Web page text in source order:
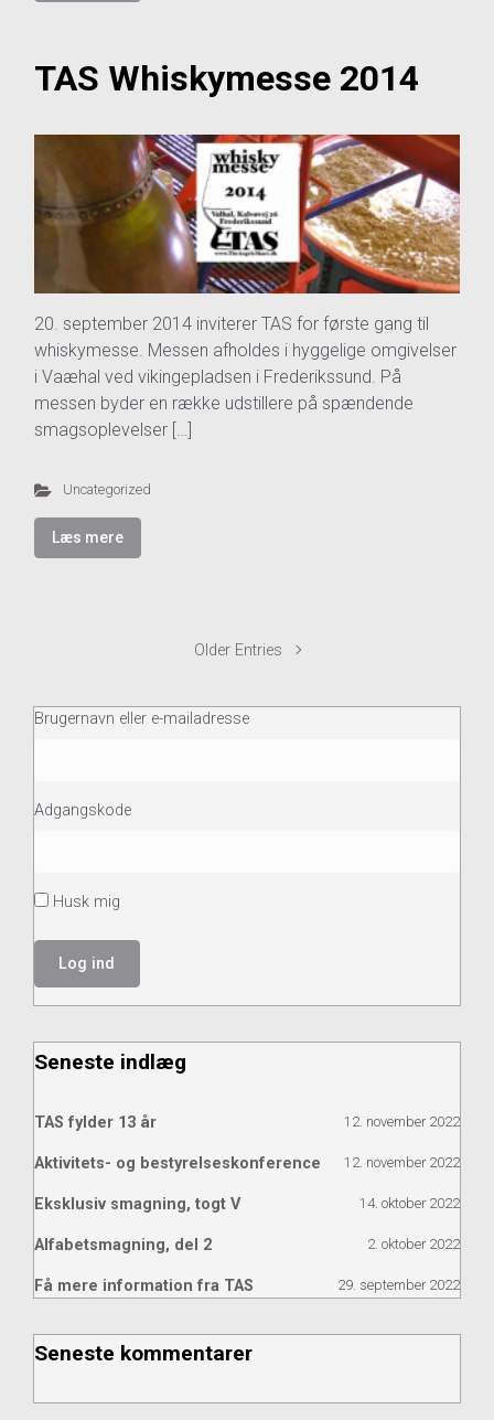
TAS Whiskymesse 2014
20. september 2014 inviterer TAS for første gang til
whiskymesse. Messen afholdes i hyggelige omgivelser
i Vaæhal ved vikingepladsen i Frederikssund. På
messen byder en række udstillere på spændende
smagsoplevelser […]
Uncategorized
Læs mere
Older Entries
Brugernavn eller e-mailadresse
Adgangskode
Husk mig
Seneste indlæg
TAS fylder 13 år 12. november 2022
Aktivitets- og bestyrelseskonference 12. november 2022
Eksklusiv smagning, togt V 14. oktober 2022
Alfabetsmagning, del 2 2. oktober 2022
Få mere information fra TAS 29. september 2022
Seneste kommentarer